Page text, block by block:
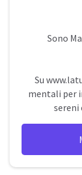
Sono
Su
mentali per
sereni